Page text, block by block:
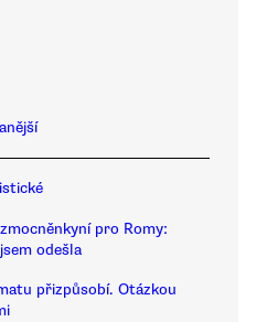
pro Romy:
odešla
přizpůsobí. Otázkou